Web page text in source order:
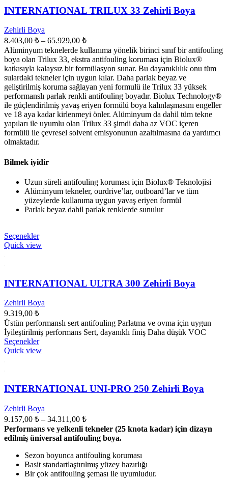
INTERNATIONAL TRILUX 33 Zehirli Boya
Zehirli Boya
8.403,00 ₺ – 65.929,00 ₺Fiyat
aralığı:
8.403,00 ₺
-
65.929,00 ₺
Alüminyum teknelerde kullanıma yönelik birinci sınıf bir antifouling
boya olan Trilux 33, ekstra antifouling koruması için Biolux®
katkısıyla kalaysız bir formülasyon sunar. Bu dayanıklılık onu tüm
sulardaki tekneler için uygun kılar. Daha parlak beyaz ve
geliştirilmiş koruma sağlayan yeni formulü ile Trilux 33 yüksek
performanslı parlak renkli antifouling boyadır. Biolux Technology®
ile güçlendirilmiş yavaş eriyen formülü boya kalınlaşmasını engeller
ve 18 aya kadar kirlenmeyi önler. Alüminyum da dahil tüm tekne
yapıları ile uyumlu olan Trilux 33 şimdi daha az VOC içeren
formülü ile çevresel solvent emisyonunun azaltılmasına da yardımcı
olmaktadır.
Bilmek iyidir
Uzun süreli antifouling koruması için Biolux® Teknolojisi
Alüminyum tekneler, ourdrive’lar, outboard’lar ve tüm
yüzeylerde kullanıma uygun yavaş eriyen formül
Parlak beyaz dahil parlak renklerde sunulur
SeçeneklerBu
ürünün
var.
Seçenekler
ürün
sayfasından
Quick view
INTERNATIONAL ULTRA 300 Zehirli Boya
Zehirli Boya
9.319,00 ₺
Üstün performanslı sert antifouling Parlatma ve ovma için uygun
İyileştirilmiş performans Sert, dayanıklı finiş Daha düşük VOC
SeçeneklerBu
ürünün
var.
Seçenekler
sayfasından
seçilebilir
Quick view
INTERNATIONAL UNI-PRO 250 Zehirli Boya
Zehirli Boya
9.157,00 ₺ – 34.311,00 ₺Fiyat
aralığı:
9.157,00 ₺
34.311,00 ₺
Performans ve yelkenli tekneler (25 knota kadar) için dizayn
edilmiş üniversal antifouling boya.
Sezon boyunca antifouling koruması
Basit standartlaştırılmış yüzey hazırlığı
Bir çok antifouling şeması ile uyumludur.